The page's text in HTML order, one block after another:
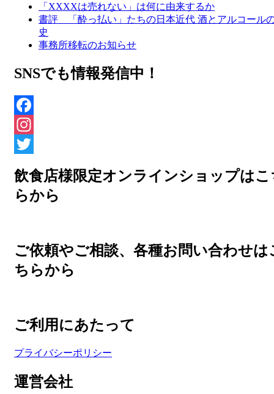
「XXXXは売れない」は何に由来するか
書評 「酔っ払い」たちの日本近代 酒とアルコール
史
事務所移転のお知らせ
SNSでも情報発信中！
Facebook
Instagram
飲食店様限定オンラインショップはこ
らから
ご依頼やご相談、各種お問い合わせは
ちらから
ご利用にあたって
プライバシーポリシー
運営会社